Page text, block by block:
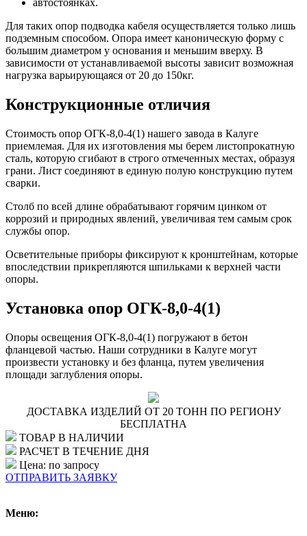
автостоянках.
Для таких опор подводка кабеля осуществляется только лишь
подземным способом. Опора имеет каноническую форму с
большим диаметром у основания и меньшим вверху. В
зависимости от устанавливаемой высоты зависит возможная
нагрузка варьирующаяся от 20 до 150кг.
Конструкционные отличия
Стоимость опор ОГК-8,0-4(1) нашего завода в Калуге
приемлемая. Для их изготовления мы берем листопрокатную
сталь, которую сгибают в строго отмеченных местах, образуя
грани. Лист соединяют в единую полую конструкцию путем
сварки.
Столб по всей длине обрабатывают горячим цинком от
коррозий и природных явлений, увеличивая тем самым срок
службы опор.
Осветительные приборы фиксируют к кронштейнам, которые
впоследствии прикрепляются шпильками к верхней части
опоры.
Установка опор ОГК-8,0-4(1)
Опоры освещения ОГК-8,0-4(1) погружают в бетон
фланцевой частью. Наши сотрудники в Калуге могут
произвести установку и без фланца, путем увеличения
площади заглубления опоры.
ДОСТАВКА ИЗДЕЛИЙ ОТ 20 ТОНН ПО РЕГИОНУ
БЕСПЛАТНА
ТОВАР В НАЛИЧИИ
РАСЧЕТ В ТЕЧЕНИЕ ДНЯ
Цена: по запросу
ОТПРАВИТЬ ЗАЯВКУ
Меню: